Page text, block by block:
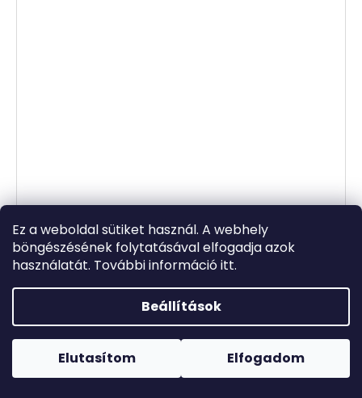
Ez a weboldal sütiket használ. A webhely
böngészésének folytatásával elfogadja azok
használatát. További információ itt.
Beállítások
Elutasítom Elfogadom
Forró napokon nem javasoljuk a csomagautomatákba
történő kézbesítést. A magas hőmérsékletre érzékeny
termékek átvételkor nem biztos, hogy optimális állapotban
Parantaga Skin&digestion 60kapszula
Raktáron(2 db)
9 940 Ft